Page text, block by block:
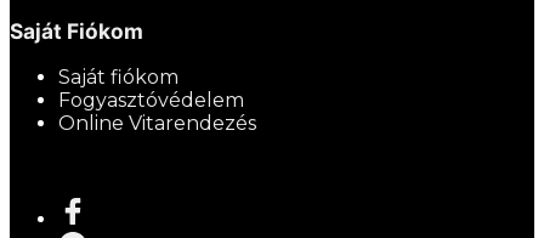
Saját Fiókom
Saját fiókom
Fogyasztóvédelem
Online Vitarendezés